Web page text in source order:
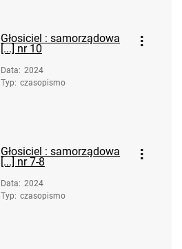
Głosiciel : samorządowa
[...] nr 10
Data: 2024
Typ: czasopismo
Głosiciel : samorządowa
[...] nr 7-8
Data: 2024
Typ: czasopismo